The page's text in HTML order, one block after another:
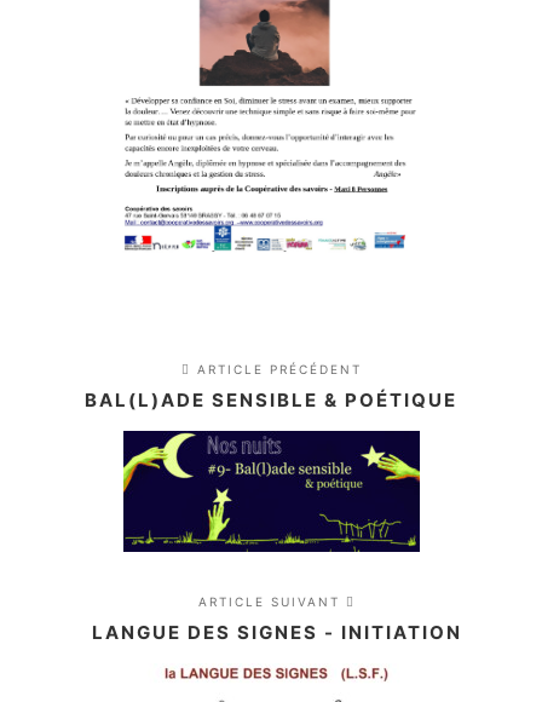
ARTICLE PRÉCÉDENT
BAL(L)ADE SENSIBLE & POÉTIQUE
ARTICLE SUIVANT
LANGUE DES SIGNES - INITIATION